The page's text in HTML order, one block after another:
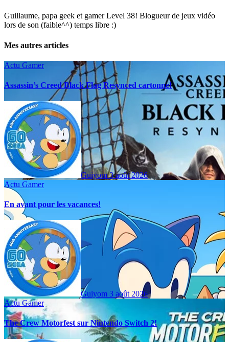
Guillaume, papa geek et gamer Level 38! Blogueur de jeux vidéo
lors de son (faible^^) temps libre :)
Mes autres articles
Actu Gamer
Assassin’s Creed Black Flag Resynced cartonne!
Guiyom3 août 2026
Actu Gamer
En avant pour les vacances!
Guiyom 3 août 2026
Actu Gamer
The Crew Motorfest sur Nintendo Switch 2!